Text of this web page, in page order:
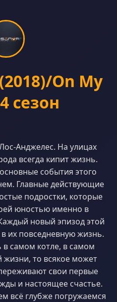
On My
сезон
Анджелес. На улицах
всегда кипит жизнь.
события этого
Главные действующие
подростки, которые
юностью именно в
новый эпизод этой
их повседневную жизнь.
в самом котле, в самом
то всякое может
свои первые
и настоящее счастье.
всё глубже погружаемся